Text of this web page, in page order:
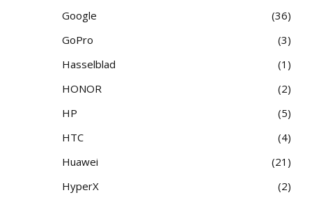
Google
36
GoPro
3
Hasselblad
1
HONOR
2
HP
5
HTC
4
Huawei
21
HyperX
2